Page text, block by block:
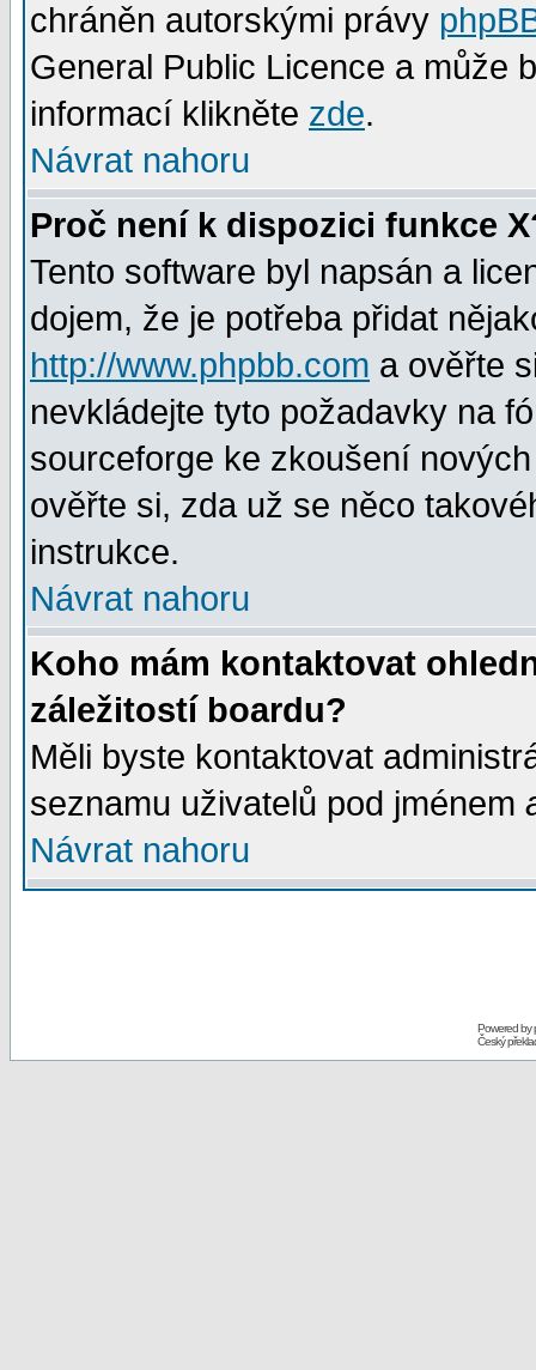
chráněn autorskými právy
General Public Licence a může
informací klikněte zde.
Návrat nahoru
Proč není k dispozici funkce
Tento software byl napsán a
dojem, že je potřeba přidat
http://www.phpbb.com a ověřte
nevkládejte tyto požadavky na
sourceforge ke zkoušení
ověřte si, zda už se něco
instrukce.
Návrat nahoru
Koho mám kontaktovat
záležitostí boardu?
Měli byste kontaktovat
seznamu uživatelů pod jménem
Návrat nahoru
Powered by
Český